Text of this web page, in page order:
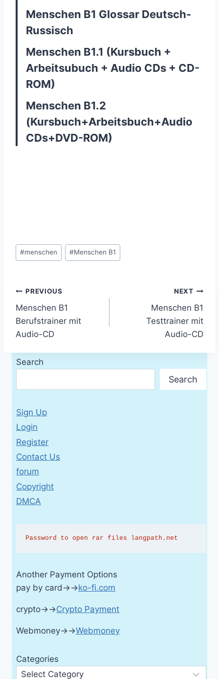
Menschen B1 Glossar Deutsch-
Russisch
Menschen B1.1 (Kursbuch +
Arbeitsubuch + Audio CDs + CD-
ROM)
Menschen B1.2
(Kursbuch+Arbeitsbuch+Audio
CDs+DVD-ROM)
Post
Tags:
#menschen #Menschen B1
Post
navigation
PREVIOUS
Menschen B1
Berufstrainer mit
Audio-CD
NEXT
Menschen B1
Testtrainer mit
Audio-CD
Search
Search
Sign Up
Login
Register
Contact Us
forum
Copyright
DMCA
Password to open rar files langpath.net
Another Payment Options
pay by card→→ko-fi.com
crypto→→Crypto Payment
Webmoney→→Webmoney
Categories